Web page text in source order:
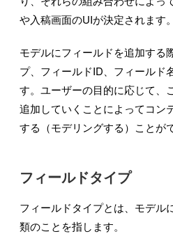
や入稿画面のUIが決定されます。
モデルにフィールドを追加する
プ、フィールドID、フィールド
す。ユーザーの目的に応じて、
追加していくことによってコン
する（モデリングする）ことが
フィールドタイプ
フィールドタイプとは、モデル
類のことを指します。